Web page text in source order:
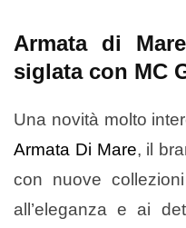
Armata di
siglata con MC
Una novità molto
Armata Di Mare, il
con nuove
all’eleganza e ai